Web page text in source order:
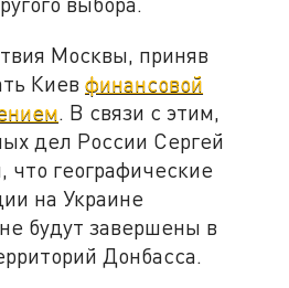
Москвы, приняв
Киевфинансовой
. В связи с этим,
дел России Сергей
что географические
на Украине
будут завершены в
Донбасса.